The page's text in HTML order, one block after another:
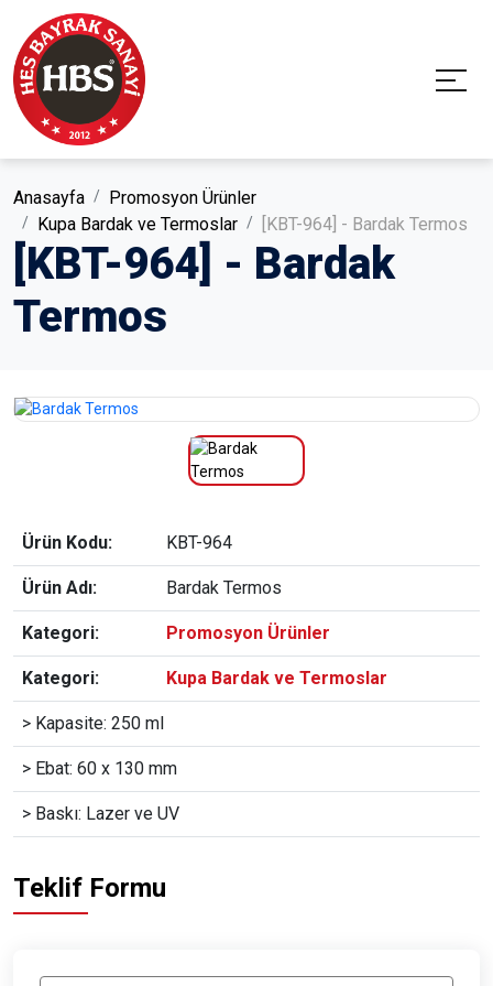
Anasayfa
Promosyon Ürünler
Kupa Bardak ve Termoslar
[KBT-964] - Bardak Termos
[KBT-964] - Bardak
Termos
Ürün Kodu: KBT-964
Ürün Adı: Bardak Termos
Kategori: Promosyon Ürünler
Kategori: Kupa Bardak ve Termoslar
> Kapasite: 250 ml
> Ebat: 60 x 130 mm
> Baskı: Lazer ve UV
Teklif Formu